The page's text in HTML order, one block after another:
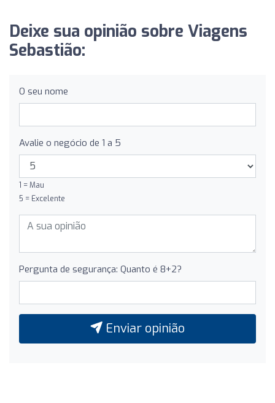
Deixe sua opinião sobre Viagens
Sebastião:
O seu nome
Avalie o negócio de 1 a 5
1 = Mau
5 = Excelente
Pergunta de segurança: Quanto é 8+2?
Enviar opinião